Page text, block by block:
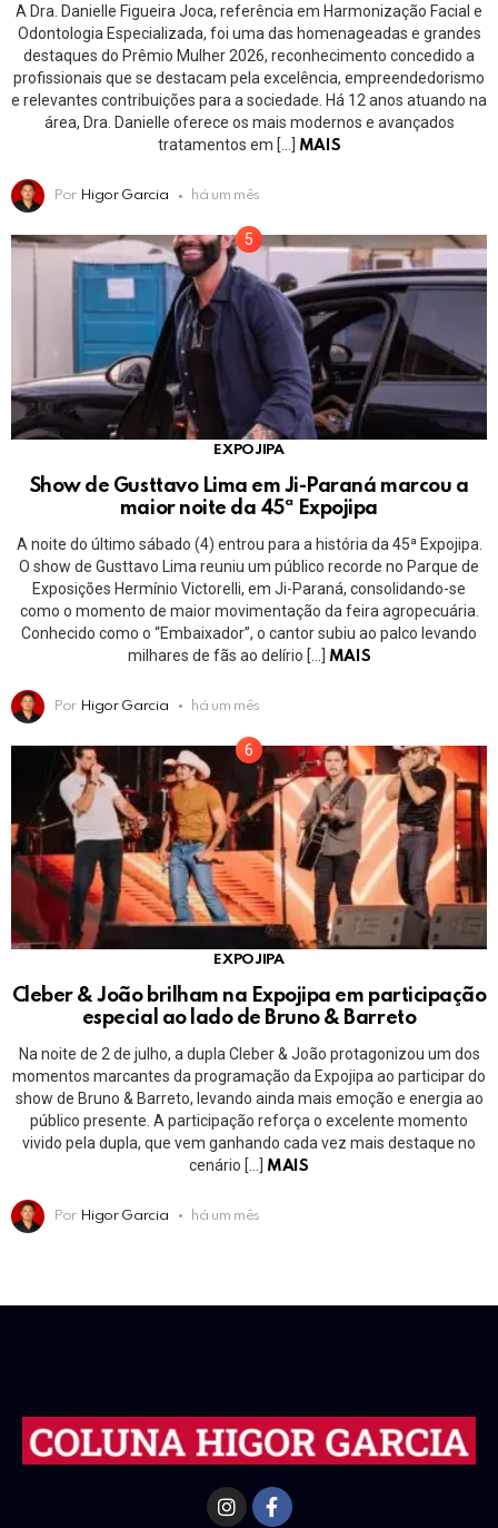
A Dra. Danielle Figueira Joca, referência em Harmonização Facial e
Odontologia Especializada, foi uma das homenageadas e grandes
destaques do Prêmio Mulher 2026, reconhecimento concedido a
profissionais que se destacam pela excelência, empreendedorismo
e relevantes contribuições para a sociedade. Há 12 anos atuando na
área, Dra. Danielle oferece os mais modernos e avançados
tratamentos em […]
MAIS
Por Higor Garcia há um mês
EXPOJIPA
Show de Gusttavo Lima em Ji-Paraná marcou a
maior noite da 45ª Expojipa
A noite do último sábado (4) entrou para a história da 45ª Expojipa.
O show de Gusttavo Lima reuniu um público recorde no Parque de
Exposições Hermínio Victorelli, em Ji-Paraná, consolidando-se
como o momento de maior movimentação da feira agropecuária.
Conhecido como o “Embaixador”, o cantor subiu ao palco levando
milhares de fãs ao delírio […] MAIS
Por Higor Garcia há um mês
EXPOJIPA
Cleber & João brilham na Expojipa em participação
especial ao lado de Bruno & Barreto
Na noite de 2 de julho, a dupla Cleber & João protagonizou um dos
momentos marcantes da programação da Expojipa ao participar do
show de Bruno & Barreto, levando ainda mais emoção e energia ao
público presente. A participação reforça o excelente momento
vivido pela dupla, que vem ganhando cada vez mais destaque no
cenário […]
MAIS
Por Higor Garcia há um mês